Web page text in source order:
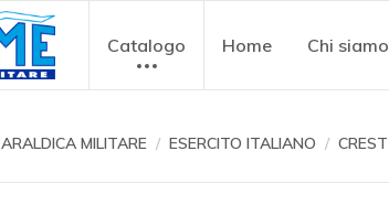
Catalogo Home Chi siamo
ARALDICA MILITARE ESERCITO ITALIANO CREST